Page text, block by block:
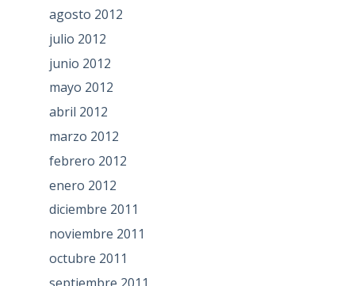
agosto 2012
julio 2012
junio 2012
mayo 2012
abril 2012
marzo 2012
febrero 2012
enero 2012
diciembre 2011
noviembre 2011
octubre 2011